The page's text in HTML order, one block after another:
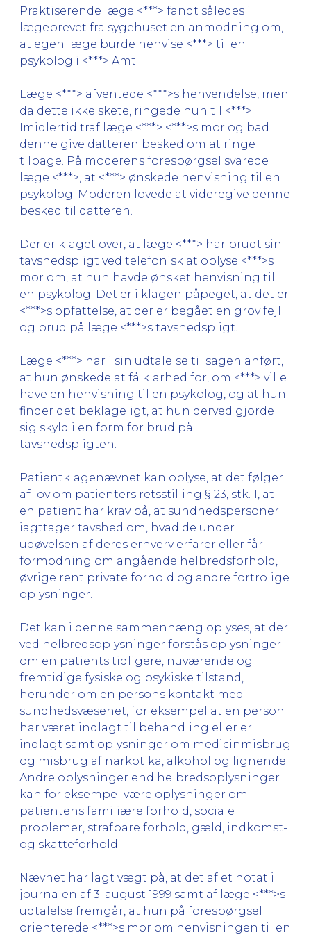
Praktiserende læge <***> fandt således i
lægebrevet fra sygehuset en anmodning om,
at egen læge burde henvise <***> til en
psykolog i <***> Amt.
Læge <***> afventede <***>s henvendelse, men
da dette ikke skete, ringede hun til <***>.
Imidlertid traf læge <***> <***>s mor og bad
denne give datteren besked om at ringe
tilbage. På moderens forespørgsel svarede
læge <***>, at <***> ønskede henvisning til en
psykolog. Moderen lovede at videregive denne
besked til datteren.
Der er klaget over, at læge <***> har brudt sin
tavshedspligt ved telefonisk at oplyse <***>s
mor om, at hun havde ønsket henvisning til
en psykolog. Det er i klagen påpeget, at det er
<***>s opfattelse, at der er begået en grov fejl
og brud på læge <***>s tavshedspligt.
Læge <***> har i sin udtalelse til sagen anført,
at hun ønskede at få klarhed for, om <***> ville
have en henvisning til en psykolog, og at hun
finder det beklageligt, at hun derved gjorde
sig skyld i en form for brud på
tavshedspligten.
Patientklagenævnet kan oplyse, at det følger
af lov om patienters retsstilling § 23, stk. 1, at
en patient har krav på, at sundhedspersoner
iagttager tavshed om, hvad de under
udøvelsen af deres erhverv erfarer eller får
formodning om angående helbredsforhold,
øvrige rent private forhold og andre fortrolige
oplysninger.
Det kan i denne sammenhæng oplyses, at der
ved helbredsoplysninger forstås oplysninger
om en patients tidligere, nuværende og
fremtidige fysiske og psykiske tilstand,
herunder om en persons kontakt med
sundhedsvæsenet, for eksempel at en person
har været indlagt til behandling eller er
indlagt samt oplysninger om medicinmisbrug
og misbrug af narkotika, alkohol og lignende.
Andre oplysninger end helbredsoplysninger
kan for eksempel være oplysninger om
patientens familiære forhold, sociale
problemer, strafbare forhold, gæld, indkomst-
og skatteforhold.
Nævnet har lagt vægt på, at det af et notat i
journalen af 3. august 1999 samt af læge <***>s
udtalelse fremgår, at hun på forespørgsel
orienterede <***>s mor om henvisningen til en